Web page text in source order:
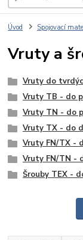
Úvod Spojovací
Vruty a
Vruty do
Vruty TB - do
Vruty TN - do
Vruty TX - do
Vruty FN/TX -
Vruty FN/TN -
Šrouby TEX -